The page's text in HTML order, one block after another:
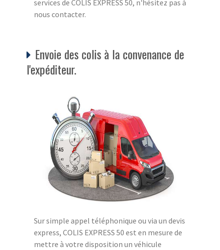
services de COLIS EXPRESS 50, n'hésitez pas à
nous contacter.
Envoie des colis à la convenance de
l'expéditeur.
Sur simple appel téléphonique ou via un devis
express, COLIS EXPRESS 50 est en mesure de
mettre à votre disposition un véhicule